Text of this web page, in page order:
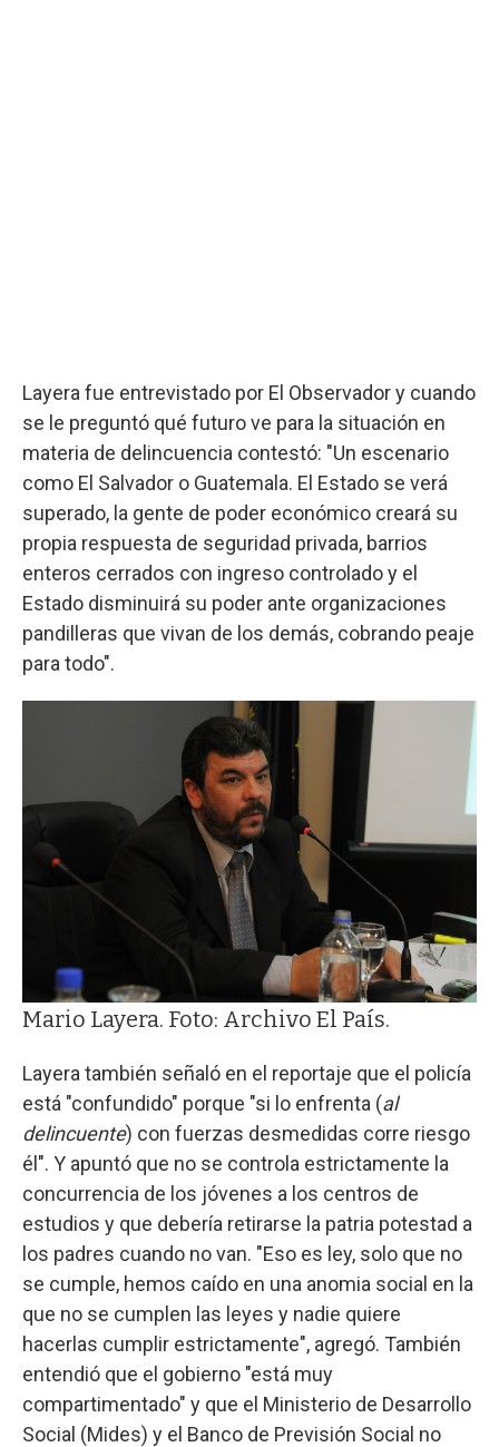
Layera fue entrevistado por El Observador y cuando
se le preguntó qué futuro ve para la situación en
materia de delincuencia contestó: "Un escenario
como El Salvador o Guatemala. El Estado se verá
superado, la gente de poder económico creará su
propia respuesta de seguridad privada, barrios
enteros cerrados con ingreso controlado y el
Estado disminuirá su poder ante organizaciones
pandilleras que vivan de los demás, cobrando peaje
para todo".
Mario Layera. Foto: Archivo El País.
Layera también señaló en el reportaje que el policía
está "confundido" porque "si lo enfrenta (al
delincuente) con fuerzas desmedidas corre riesgo
él". Y apuntó que no se controla estrictamente la
concurrencia de los jóvenes a los centros de
estudios y que debería retirarse la patria potestad a
los padres cuando no van. "Eso es ley, solo que no
se cumple, hemos caído en una anomia social en la
que no se cumplen las leyes y nadie quiere
hacerlas cumplir estrictamente", agregó. También
entendió que el gobierno "está muy
compartimentado" y que el Ministerio de Desarrollo
Social (Mides) y el Banco de Previsión Social no